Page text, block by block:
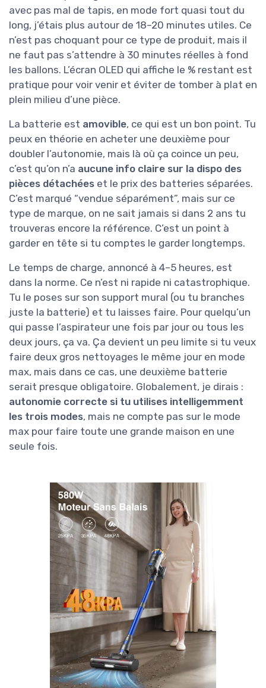
avec pas mal de tapis, en mode fort quasi tout du
long, j’étais plus autour de 18–20 minutes utiles. Ce
n’est pas choquant pour ce type de produit, mais il
ne faut pas s’attendre à 30 minutes réelles à fond
les ballons. L’écran OLED qui affiche le % restant est
pratique pour voir venir et éviter de tomber à plat en
plein milieu d’une pièce.
La batterie est amovible, ce qui est un bon point. Tu
peux en théorie en acheter une deuxième pour
doubler l’autonomie, mais là où ça coince un peu,
c’est qu’on n’a aucune info claire sur la dispo des
pièces détachées et le prix des batteries séparées.
C’est marqué “vendue séparément”, mais sur ce
type de marque, on ne sait jamais si dans 2 ans tu
trouveras encore la référence. C’est un point à
garder en tête si tu comptes le garder longtemps.
Le temps de charge, annoncé à 4–5 heures, est
dans la norme. Ce n’est ni rapide ni catastrophique.
Tu le poses sur son support mural (ou tu branches
juste la batterie) et tu laisses faire. Pour quelqu’un
qui passe l’aspirateur une fois par jour ou tous les
deux jours, ça va. Ça devient un peu limite si tu veux
faire deux gros nettoyages le même jour en mode
max, mais dans ce cas, une deuxième batterie
serait presque obligatoire. Globalement, je dirais :
autonomie correcte si tu utilises intelligemment
les trois modes, mais ne compte pas sur le mode
max pour faire toute une grande maison en une
seule fois.